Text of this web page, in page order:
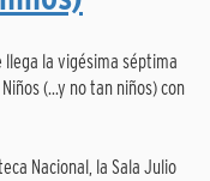
llega la vigésima séptima
(...y no tan niños) con
Nacional, la Sala Julio